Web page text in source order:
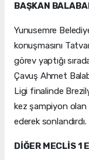
BAŞKAN
Yunusemre
konuşmasını
görev yaptığı
Çavuş Ahmet
Ligi finalinde
kez şampiyon olan
ederek sonlandırdı.
DİĞER MECLİS 1